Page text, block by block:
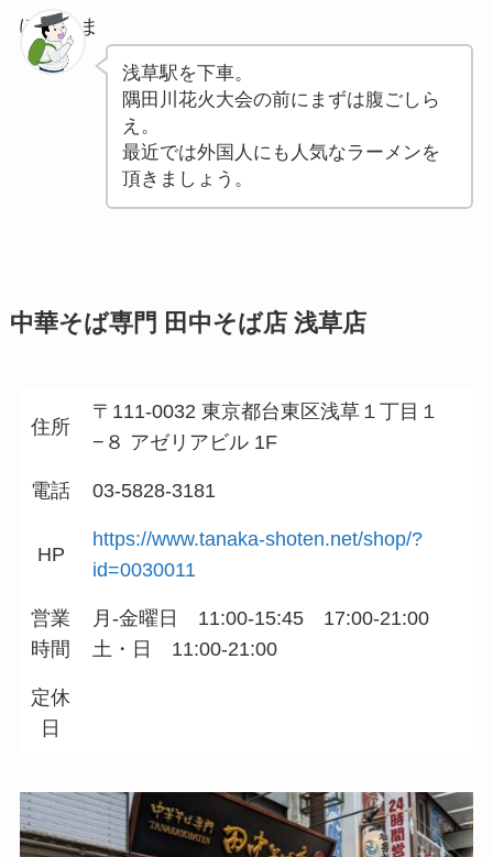
ぽちゃま
浅草駅を下車。
隅田川花火大会の前にまずは腹ごしら
え。
最近では外国人にも人気なラーメンを
頂きましょう。
中華そば専門 田中そば店 浅草店
住所
〒111-0032 東京都台東区浅草１丁目１
−８ アゼリアビル 1F
電話 03-5828-3181
HP
https://www.tanaka-shoten.net/shop/?
id=0030011
営業
時間
月-金曜日 11:00-15:45 17:00-21:00
土・日 11:00-21:00
定休
日